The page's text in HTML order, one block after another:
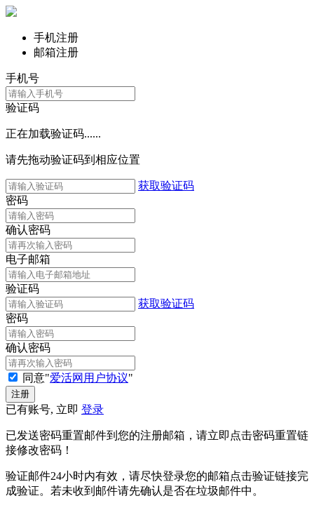
手机注册
邮箱注册
手机号
验证码
正在加载验证码......
请先拖动验证码到相应位置
获取验证码
密码
确认密码
电子邮箱
验证码
获取验证码
密码
确认密码
同意"爱活网用户协议"
已有账号, 立即 登录
已发送密码重置邮件到您的注册邮箱，请立即点击密码重置链
接修改密码！
验证邮件24小时内有效，请尽快登录您的邮箱点击验证链接完
成验证。若未收到邮件请先确认是否在垃圾邮件中。